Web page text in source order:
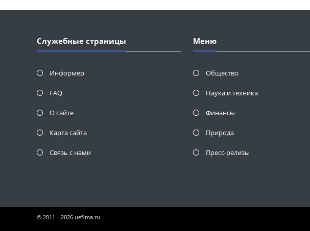
Служебные страницы
Информер
FAQ
О сайте
Карта сайта
Связь с нами
Меню
Общество
Наука и техника
Финансы
Природа
Пресс-релизы
© 2011—2026 uefima.ru